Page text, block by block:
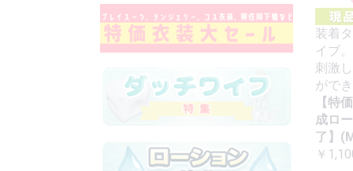
装着
イブ
刺激
がで
【特
成ロ
了】
￥